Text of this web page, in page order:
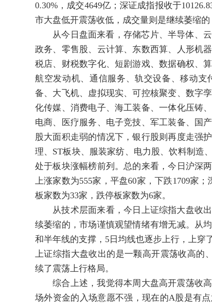
0.30%，成交4649亿；深证成指报收于
市大盘低开震荡收低，成交量则是继续萎缩
从今日盘面来看，存储芯片、半导体、云
政务、零售股、云计算、东数西算、人形机
税店、财税数字化、短剧游戏、数据确权、
航空发动机、通信服务、轨交设备、移动
备、大飞机、虚拟现实、可控核聚变、数字
化传媒、消费电子、海工装备、一体化压铸
电商、医疗服务、电子竞技、军工装备、国
股大面积走弱的情况下，银行股则再度走强
理、ST板块、服装家纺、电力股、饮料制造
处于板块涨幅榜前列。总的来看，今日沪深
上涨家数为555家，平盘60家，下跌1709家
板家数为33家，跌停板家数为6家。
从技术层面来看，今日上证综指大盘收出
续萎缩的，市场谨慎观望情绪有增无减。从
和半年线的支撑，5日均线也逐步上行，上穿
上证综指大盘收出的是一颗高开震荡收高的
续了震荡上行格局。
综合上述，我觉得本周大盘高开震荡收高
场外资金的入场意愿不强，现在的A股是有